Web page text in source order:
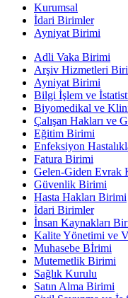
Kurumsal
İdari Birimler
Ayniyat Birimi
Adli Vaka Birimi
Arşiv Hizmetleri
Ayniyat Birimi
Bilgi İşlem ve
Biyomedikal ve
Çalışan Hakları ve
Eğitim Birimi
Enfeksiyon
Fatura Birimi
Gelen-Giden Evrak
Güvenlik Birimi
Hasta Hakları Birimi
İdari Birimler
İnsan Kaynakları
Kalite Yönetimi ve
Muhasebe Bİrimi
Mutemetlik Birimi
Sağlık Kurulu
Satın Alma Birimi